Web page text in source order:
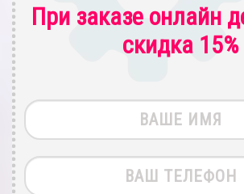
При заказе онлайн
скидка 15%